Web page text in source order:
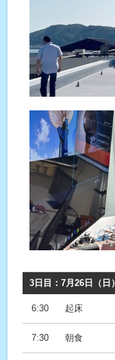
3日目：7月26日（日）
6:30 起床
7:30 朝食